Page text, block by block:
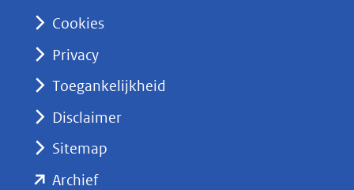
nieuw
naar
Cookies
Privacy
Toegankelijkheid
Disclaimer
Sitemap
Archief(opent